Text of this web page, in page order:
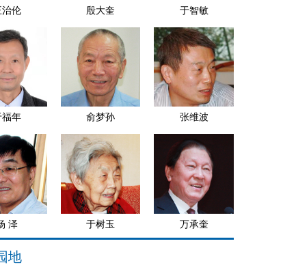
治伦 殷大奎 于智敏
福年 俞梦孙 张维波
泽 于树玉 万承奎
地